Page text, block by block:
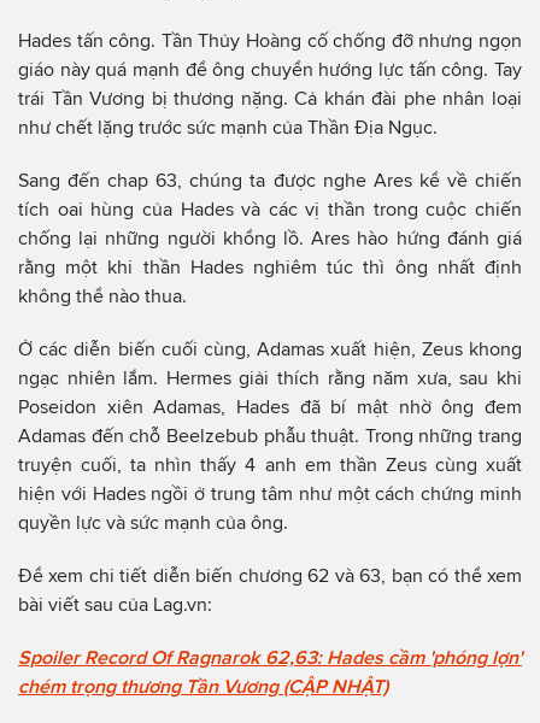
Hades tấn công. Tần Thủy Hoàng cố chống đỡ nhưng ngọn
giáo này quá mạnh để ông chuyển hướng lực tấn công. Tay
trái Tần Vương bị thương nặng. Cả khán đài phe nhân loại
như chết lặng trước sức mạnh của Thần Địa Ngục.
Sang đến chap 63, chúng ta được nghe Ares kể về chiến
tích oai hùng của Hades và các vị thần trong cuộc chiến
chống lại những người khổng lồ. Ares hào hứng đánh giá
rằng một khi thần Hades nghiêm túc thì ông nhất định
không thể nào thua.
Ở các diễn biến cuối cùng, Adamas xuất hiện, Zeus khong
ngạc nhiên lắm. Hermes giải thích rằng năm xưa, sau khi
Poseidon xiên Adamas, Hades đã bí mật nhờ ông đem
Adamas đến chỗ Beelzebub phẫu thuật. Trong những trang
truyện cuối, ta nhìn thấy 4 anh em thần Zeus cùng xuất
hiện với Hades ngồi ở trung tâm như một cách chứng minh
quyền lực và sức mạnh của ông.
Để xem chi tiết diễn biến chương 62 và 63, bạn có thể xem
bài viết sau của Lag.vn:
Spoiler Record Of Ragnarok 62,63: Hades cầm 'phóng lợn'
chém trọng thương Tần Vương (CẬP NHẬT)